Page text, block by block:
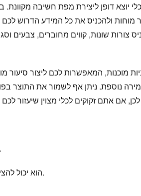
יוצא דופן ליצירת מפת חשיבה
מוחות ולהכניס את כל המידע הדרוש
צורות שונות, קווים מחוברים,
מוכנות, המאפשרות לכם ליצור
התוכנה יכולה להקל על תהליך סיעור מוחות חלק באמצעות מפת חשיבה.
הוא יכול להציע את תכונת השמירה האוטומטית שלו כדי לשמור שינויים באופן אוטומטי.